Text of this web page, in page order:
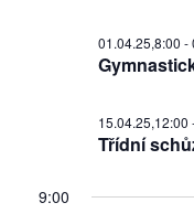
01.04.25,8:00 -
Třídní
15.04.25,12:00
9:00